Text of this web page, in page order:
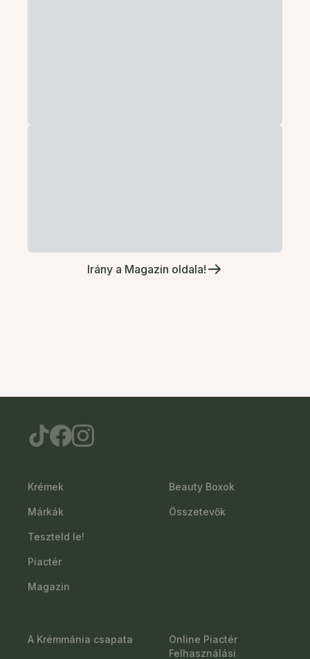
Irány a Magazin oldala!
Krémek
Márkák
Teszteld le!
Piactér
Magazin
Beauty Boxok
Összetevők
A Krémmánia csapata
Online Piactér
Felhasználási